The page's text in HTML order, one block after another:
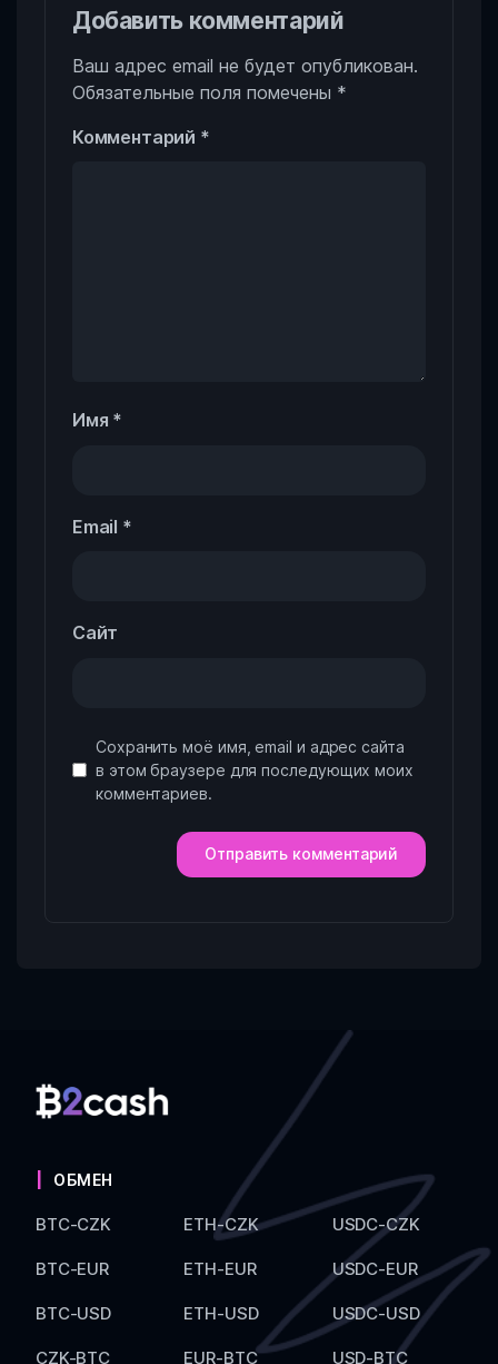
Добавить комментарий
Ваш адрес email не будет опубликован.
Обязательные поля помечены *
Комментарий *
Имя *
Email *
Сайт
Сохранить моё имя, email и адрес сайта
в этом браузере для последующих моих
комментариев.
ОБМЕН
BTC-CZK
BTC-EUR
BTC-USD
CZK-BTC
ETH-CZK
ETH-EUR
ETH-USD
EUR-BTC
USDC-CZK
USDC-EUR
USDC-USD
USD-BTC